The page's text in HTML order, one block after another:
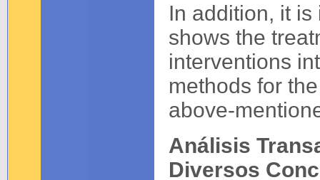
In addition, it
shows the
interventions
methods for
above-
Análisis
Diversos